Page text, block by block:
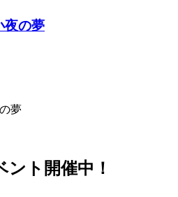
夜の夢
夢
ト開催中！